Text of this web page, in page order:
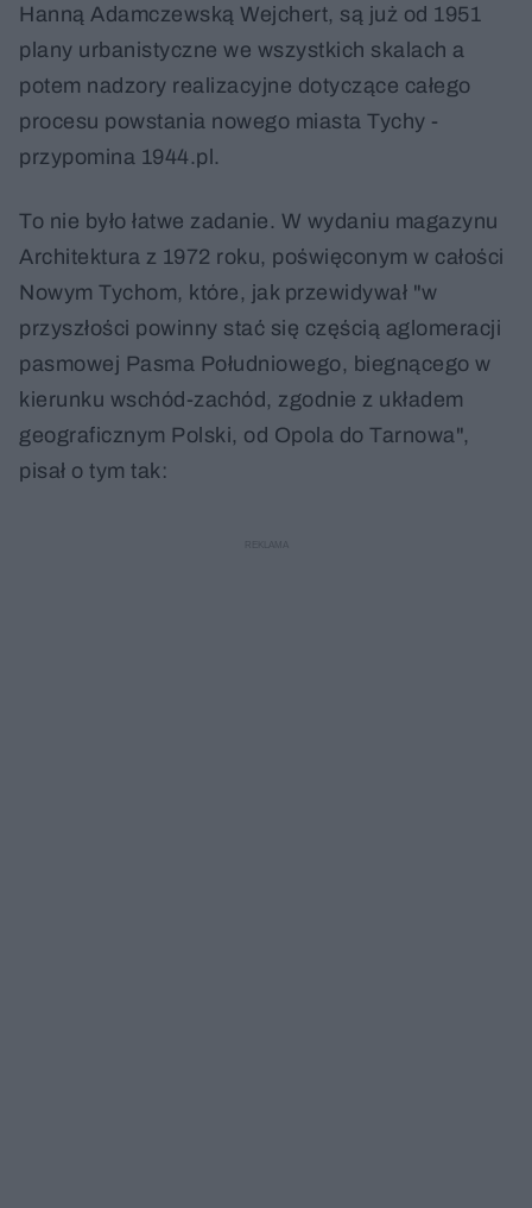
Hanną Adamczewską Wejchert, są już od 1951
plany urbanistyczne we wszystkich skalach a
potem nadzory realizacyjne dotyczące całego
procesu powstania nowego miasta Tychy -
przypomina 1944.pl.
To nie było łatwe zadanie. W wydaniu magazynu
Architektura z 1972 roku, poświęconym w całości
Nowym Tychom, które, jak przewidywał "w
przyszłości powinny stać się częścią aglomeracji
pasmowej Pasma Południowego, biegnącego w
kierunku wschód-zachód, zgodnie z układem
geograficznym Polski, od Opola do Tarnowa",
pisał o tym tak: